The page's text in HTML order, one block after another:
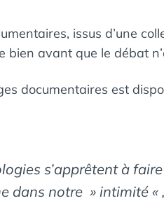
issus d’une
bien avant que le débat
documentaires est
s’apprêtent à
dans notre » intimité «